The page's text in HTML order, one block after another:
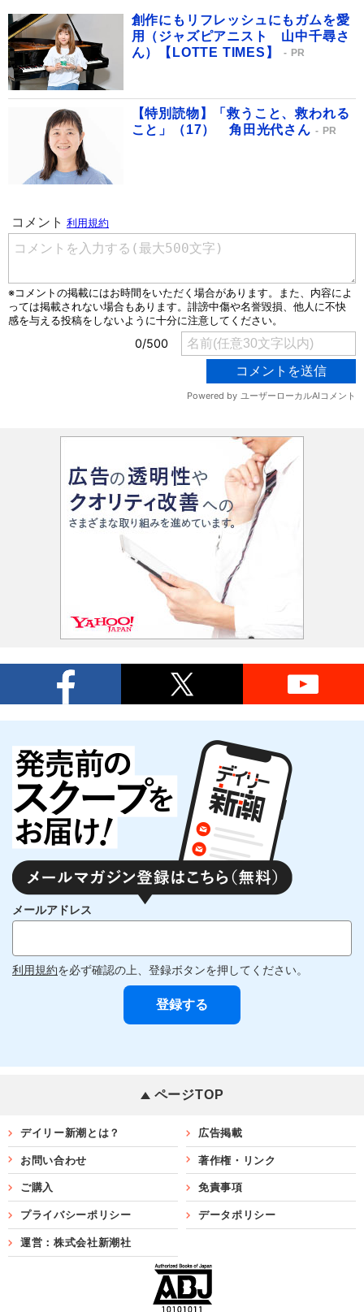
創作にもリフレッシュにもガムを愛
用（ジャズピアニスト 山中千尋さ
ん）【LOTTE TIMES】
PR
【特別読物】「救うこと、救われる
こと」（17） 角田光代さん
PR
メールアドレス
利用規約を必ず確認の上、登録ボタンを押してください。
ページTOP
デイリー新潮とは？ 広告掲載
お問い合わせ 著作権・リンク
ご購入 免責事項
プライバシーポリシー データポリシー
運営：株式会社新潮社